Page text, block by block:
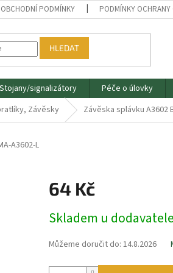
OBCHODNÍ PODMÍNKY PODMÍNKY OCHRANY
HLEDAT
Stojany/signalizátory Péče o úlovky
Závěsky Závěska splávku A3602
A3602-L
64 Kč
cena:
Skladem u dodavatele
Můžeme doručit do: 14.8.2026